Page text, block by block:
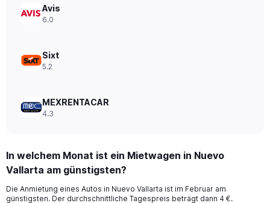
to
Avis
6.0
Sixt
5.2
MEXRENTACAR
4.3
In welchem Monat ist ein Mietwagen in Nuevo
Vallarta am günstigsten?
Die Anmietung eines Autos in Nuevo Vallarta ist im Februar am
günstigsten. Der durchschnittliche Tagespreis beträgt dann 4 €.